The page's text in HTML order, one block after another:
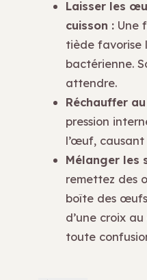
Laisser les
cuisson : Une
tiède favorise
bactérienne.
attendre.
Réchauffer
pression
l’œuf, causant
Mélanger les
remettez des
boîte des
d’une croix
toute